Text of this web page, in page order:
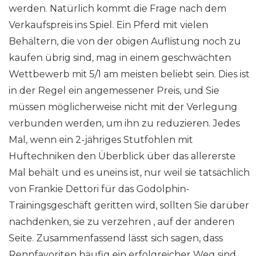
werden. Natürlich kommt die Frage nach dem
Verkaufspreis ins Spiel. Ein Pferd mit vielen
Behältern, die von der obigen Auflistung noch zu
kaufen übrig sind, mag in einem geschwächten
Wettbewerb mit 5/1 am meisten beliebt sein. Dies ist
in der Regel ein angemessener Preis, und Sie
müssen möglicherweise nicht mit der Verlegung
verbunden werden, um ihn zu reduzieren. Jedes
Mal, wenn ein 2-jähriges Stutfohlen mit
Huftechniken den Überblick über das allererste
Mal behält und es uneins ist, nur weil sie tatsächlich
von Frankie Dettori für das Godolphin-
Trainingsgeschäft geritten wird, sollten Sie darüber
nachdenken, sie zu verzehren , auf der anderen
Seite. Zusammenfassend lässt sich sagen, dass